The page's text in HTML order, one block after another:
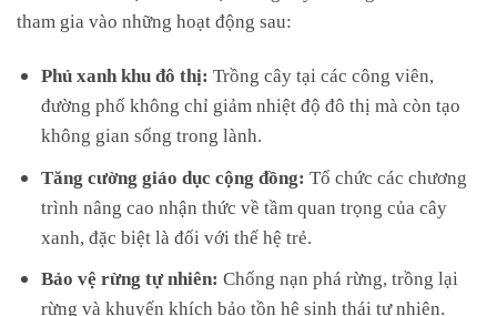
tham gia vào những hoạt động sau:
Phủ xanh khu đô thị: Trồng cây tại các công viên,
đường phố không chỉ giảm nhiệt độ đô thị mà còn tạo
không gian sống trong lành.
Tăng cường giáo dục cộng đồng: Tổ chức các chương
trình nâng cao nhận thức về tầm quan trọng của cây
xanh, đặc biệt là đối với thế hệ trẻ.
Bảo vệ rừng tự nhiên: Chống nạn phá rừng, trồng lại
rừng và khuyến khích bảo tồn hệ sinh thái tự nhiên.